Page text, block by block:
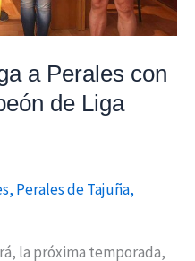
a Perales con
de Liga
, Perales de Tajuña,
la próxima temporada,